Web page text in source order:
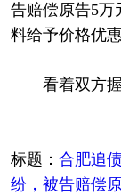
告赔偿原告5万
料给予价格优
看着双方
标题： 合肥追
纷，被告赔偿